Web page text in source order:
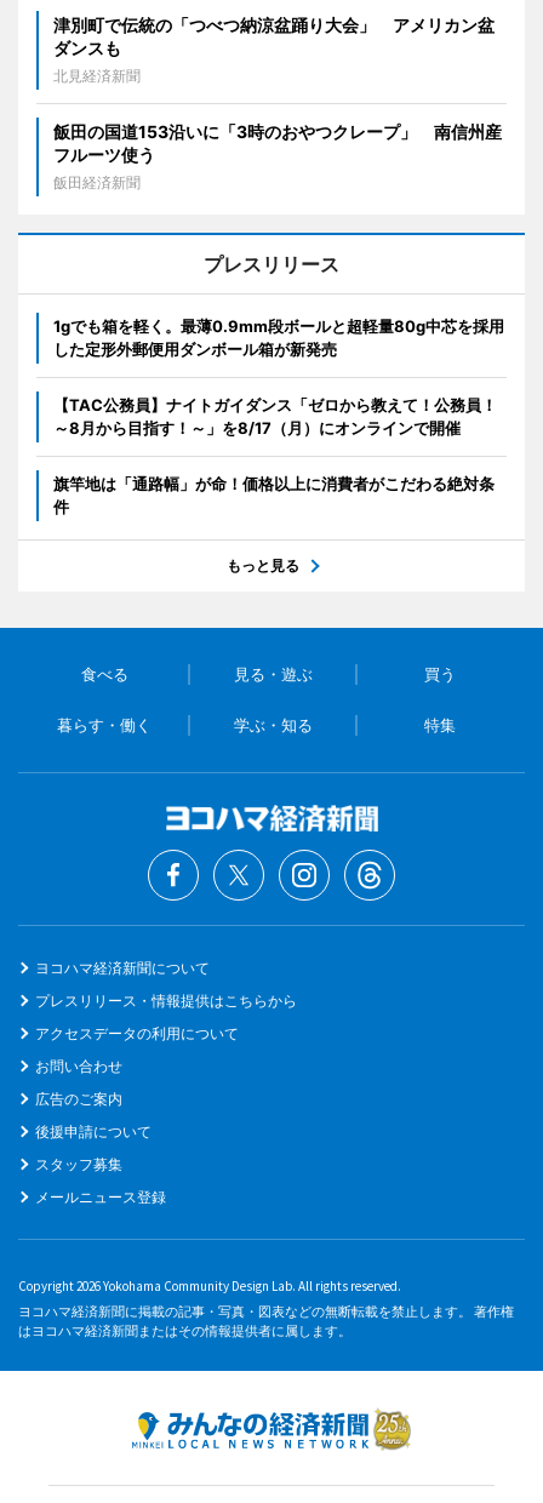
津別町で伝統の「つべつ納涼盆踊り大会」 アメリカン盆
ダンスも
北見経済新聞
飯田の国道153沿いに「3時のおやつクレープ」 南信州産
フルーツ使う
飯田経済新聞
プレスリリース
1gでも箱を軽く。最薄0.9mm段ボールと超軽量80g中芯を採用
した定形外郵便用ダンボール箱が新発売
【TAC公務員】ナイトガイダンス「ゼロから教えて！公務員！
～8月から目指す！～」を8/17（月）にオンラインで開催
旗竿地は「通路幅」が命！価格以上に消費者がこだわる絶対条
件
もっと見る
食べる 見る・遊ぶ 買う
暮らす・働く 学ぶ・知る 特集
ヨコハマ経済新聞について
プレスリリース・情報提供はこちらから
アクセスデータの利用について
お問い合わせ
広告のご案内
後援申請について
スタッフ募集
メールニュース登録
Copyright 2026 Yokohama Community Design Lab. All rights reserved.
ヨコハマ経済新聞に掲載の記事・写真・図表などの無断転載を禁止します。 著作権
はヨコハマ経済新聞またはその情報提供者に属します。